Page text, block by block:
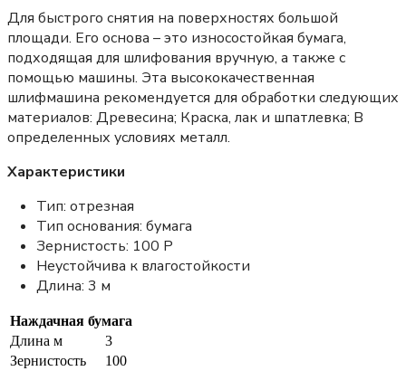
Для быстрого снятия на поверхностях большой
площади. Его основа – это износостойкая бумага,
подходящая для шлифования вручную, а также с
помощью машины. Эта высококачественная
шлифмашина рекомендуется для обработки следующих
материалов: Древесина; Краска, лак и шпатлевка; В
определенных условиях металл.
Характеристики
Тип: отрезная
Тип основания: бумага
Зернистость: 100 Р
Неустойчива к влагостойкости
Длина: 3 м
Наждачная бумага
Длина м
3
Зернистость
100